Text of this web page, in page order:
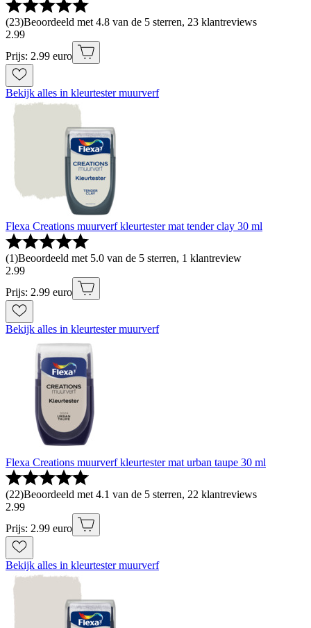
(23)Beoordeeld met 4.8 van de 5 sterren, 23 klantreviews
2.99
Prijs: 2.99 euro
Bekijk alles in kleurtester muurverf
Flexa Creations muurverf kleurtester mat tender clay 30 ml
(1)Beoordeeld met 5.0 van de 5 sterren, 1 klantreview
2.99
Prijs: 2.99 euro
Bekijk alles in kleurtester muurverf
Flexa Creations muurverf kleurtester mat urban taupe 30 ml
(22)Beoordeeld met 4.1 van de 5 sterren, 22 klantreviews
2.99
Prijs: 2.99 euro
Bekijk alles in kleurtester muurverf